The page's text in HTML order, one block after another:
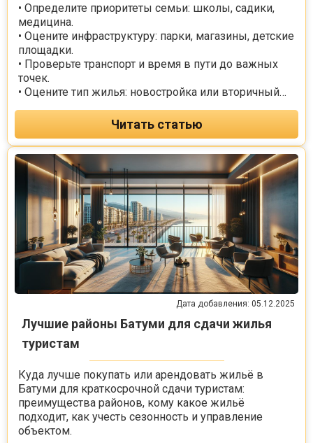
• Определите приоритеты семьи: школы, садики,
медицина.
• Оцените инфраструктуру: парки, магазины, детские
площадки.
• Проверьте транспорт и время в пути до важных
точек.
• Оцените тип жилья: новостройка или вторичный
• Учитывайте безопасность и уровень шума.
возможный доход от аренды.
• Практические шаги: рейд по районам, встречи с
риелтором, проверка документов.
Читать статью
Дата добавления: 05.12.2025
Лучшие районы Батуми для сдачи жилья
туристам
Куда лучше покупать или арендовать жильё в
Батуми для краткосрочной сдачи туристам:
преимущества районов, кому какое жильё
подходит, как учесть сезонность и управление
объектом.